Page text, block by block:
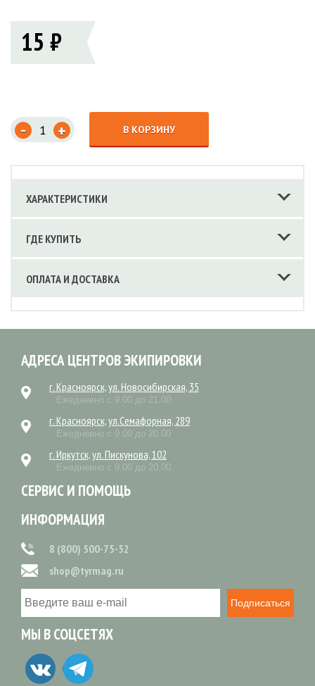
15 ₽
- + В КОРЗИНУ
ХАРАКТЕРИСТИКИ
ГДЕ КУПИТЬ
ОПЛАТА И ДОСТАВКА
АДРЕСА ЦЕНТРОВ ЭКИПИРОВКИ
г. Красноярск, ул. Новосибирская, 35
Ежедневно с 9.00 до 21.00
г. Красноярск, ул.Семафорная, 289
Ежедневно с 9.00 до 20.00
г. Иркутск, ул. Пискунова, 102
Ежедневно с 9.00 до 20.00
СЕРВИС И ПОМОЩЬ
ИНФОРМАЦИЯ
8 (800) 500-75-52
shop@tyrmag.ru
Подписаться
МЫ В СОЦСЕТЯХ